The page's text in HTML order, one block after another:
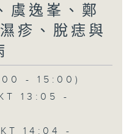
虞逸峯、鄭
疹、脫痣與
- 15:00)
13:05 -
14:04 -